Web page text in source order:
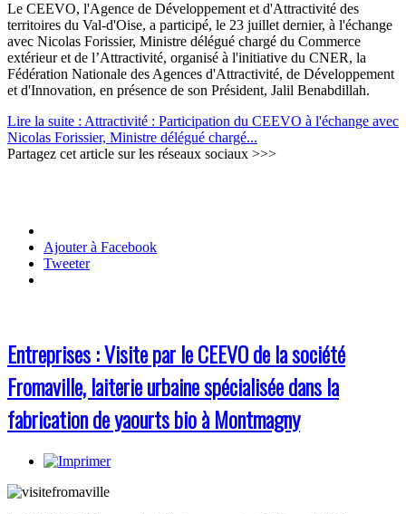
Le CEEVO, l'Agence de Développement et d'Attractivité des
territoires du Val-d'Oise, a participé, le 23 juillet dernier, à l'échange
avec Nicolas Forissier, Ministre délégué chargé du Commerce
extérieur et de l’Attractivité, organisé à l'initiative du CNER, la
Fédération Nationale des Agences d'Attractivité, de Développement
et d'Innovation, en présence de son Président, Jalil Benabdillah.
Lire la suite : Attractivité : Participation du CEEVO à l'échange avec
Nicolas Forissier, Ministre délégué chargé...
Partagez cet article sur les réseaux sociaux >>>
Ajouter à Facebook
Tweeter
Entreprises : Visite par le CEEVO de la société
Fromaville, laiterie urbaine spécialisée dans la
fabrication de yaourts bio à Montmagny